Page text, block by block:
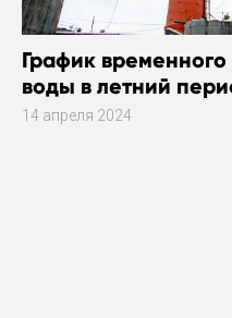
График
воды в летний
14 апреля 2024